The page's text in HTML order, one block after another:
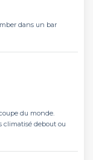
dans un bar
du monde.
climatisé debout ou